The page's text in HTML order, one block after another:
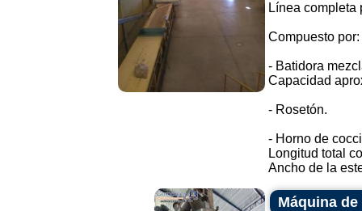
Línea completa
Compuesto por:
- Batidora
Capacidad
- Rosetón.
- Horno de
Longitud total
Ancho de la
Máquina